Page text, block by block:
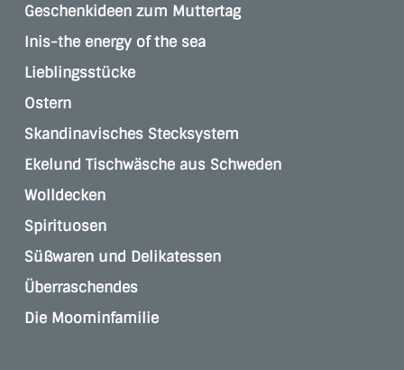
Geschenkideen zum Muttertag
Inis-the energy of the sea
Lieblingsstücke
Ostern
Skandinavisches Stecksystem
Ekelund Tischwäsche aus Schweden
Wolldecken
Spirituosen
Süßwaren und Delikatessen
Überraschendes
Die Moominfamilie